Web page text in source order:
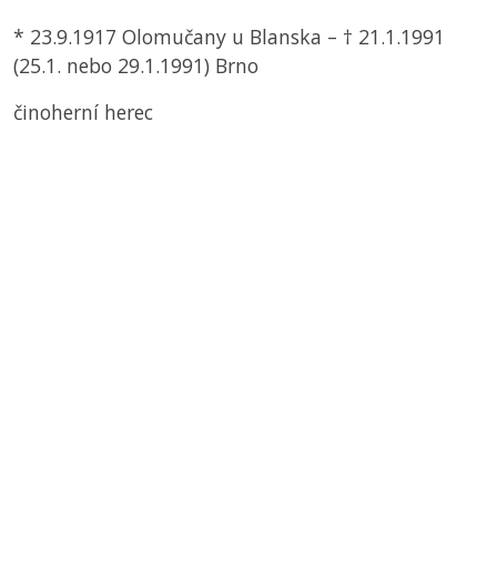
* 23.9.1917 Olomučany u Blanska – † 21.1.1991
(25.1. nebo 29.1.1991) Brno
činoherní herec